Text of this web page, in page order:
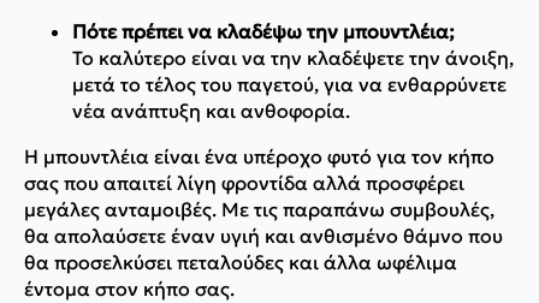
Πότε πρέπει να κλαδέψω την μπουντλέια;
Το καλύτερο είναι να την κλαδέψετε την άνοιξη,
μετά το τέλος του παγετού, για να ενθαρρύνετε
νέα ανάπτυξη και ανθοφορία.
Η μπουντλέια είναι ένα υπέροχο φυτό για τον κήπο
σας που απαιτεί λίγη φροντίδα αλλά προσφέρει
μεγάλες ανταμοιβές. Με τις παραπάνω συμβουλές,
θα απολαύσετε έναν υγιή και ανθισμένο θάμνο που
θα προσελκύσει πεταλούδες και άλλα ωφέλιμα
έντομα στον κήπο σας.